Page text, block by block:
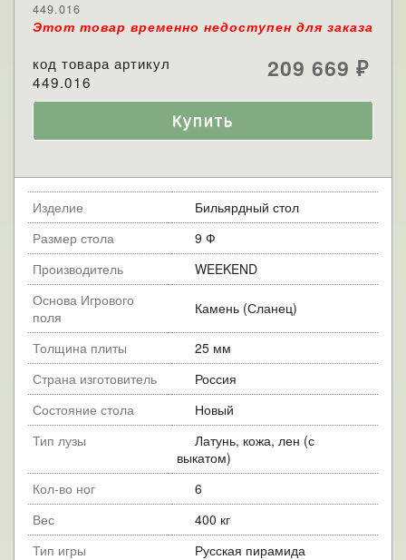
449.016
Этот товар временно недоступен для заказа
код товара артикул
449.016
209 669 ₽
Изделие
Бильярдный стол
Размер стола
9 Ф
Производитель
WEEKEND
Основа Игрового
поля
Камень (Сланец)
Толщина плиты
25 мм
Страна изготовитель
Россия
Состояние стола
Новый
Тип лузы
Латунь, кожа, лен (с
выкатом)
Кол-во ног
6
Вес
400 кг
Тип игры
Русская пирамида